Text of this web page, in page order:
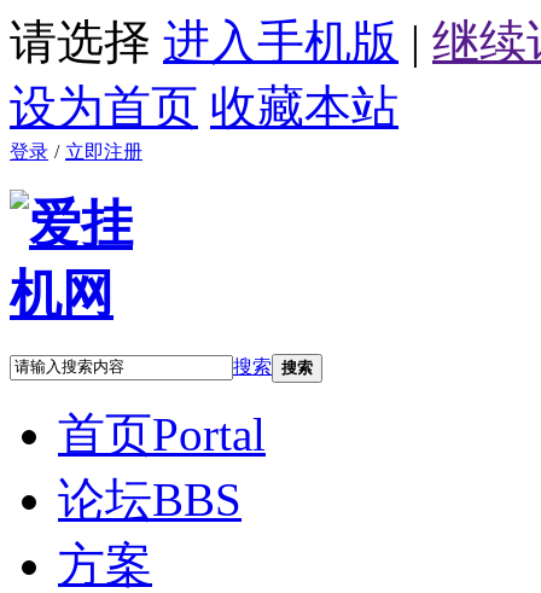
请选择 进入手机版 | 继续
设为首页 收藏本站
登录 / 立即注册
搜索 搜索
首页Portal
论坛BBS
方案